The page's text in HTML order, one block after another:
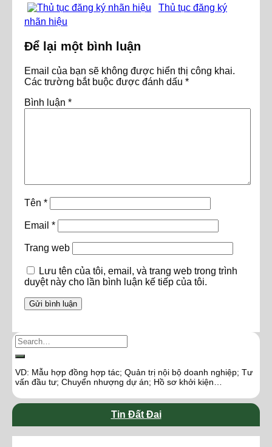
Thủ tục đăng ký
nhãn hiệu
Để lại một bình luận
Email của bạn sẽ không được hiển thị công khai.
Các trường bắt buộc được đánh dấu *
Bình luận *
Tên *
Email *
Trang web
Lưu tên của tôi, email, và trang web trong trình
duyệt này cho lần bình luận kế tiếp của tôi.
VD: Mẫu hợp đồng hợp tác; Quản trị nội bộ doanh nghiệp; Tư
vấn đầu tư; Chuyển nhượng dự án; Hồ sơ khởi kiện…
Tin Đất Đai